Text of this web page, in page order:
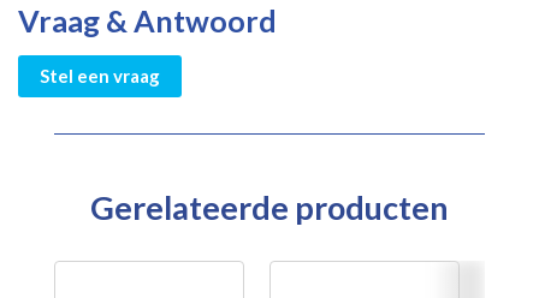
Vraag & Antwoord
Stel een vraag
Gerelateerde producten